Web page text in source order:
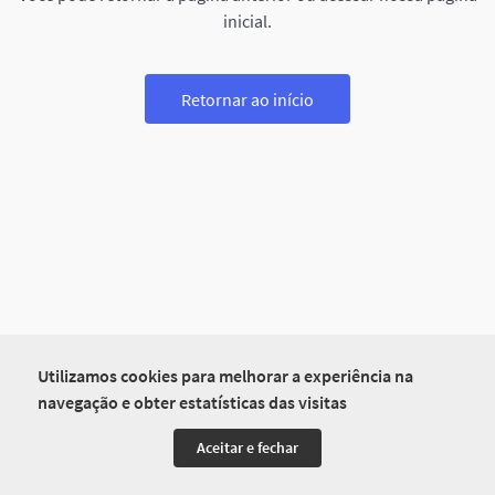
Utilizamos cookies para melhorar a experiência na
navegação e obter estatísticas das visitas
Aceitar e fechar
inicial.
Retornar ao início